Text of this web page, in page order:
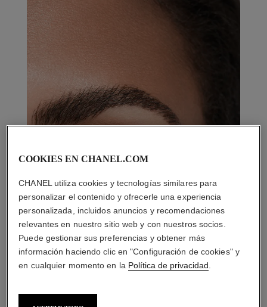
COOKIES EN CHANEL.COM
CHANEL utiliza cookies y tecnologías similares para
personalizar el contenido y ofrecerle una experiencia
personalizada, incluidos anuncios y recomendaciones
relevantes en nuestro sitio web y con nuestros socios.
Puede gestionar sus preferencias y obtener más
información haciendo clic en "Configuración de cookies" y
en cualquier momento en la Política de privacidad